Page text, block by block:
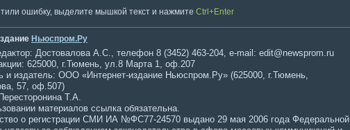
ошибку, выделите мышкой текст и нажмите Ctrl+Enter
Ньюспром.Ру
Достовалова А.С., телефон 8 (3452) 463-204, e-mail: edit@newsprom.ru
625000, г.Тюмень, ул.8 Марта 1, оф.207
и издатель: ООО «Интернет-издание Ньюспром.Ру» (625000, г.Тюмень,
57, оф.507)
Т.А.
материалов ссылка обязательна.
о регистрации СМИ ИА №ФС77-24570 выдано 29 мая 2006 года Федеральной